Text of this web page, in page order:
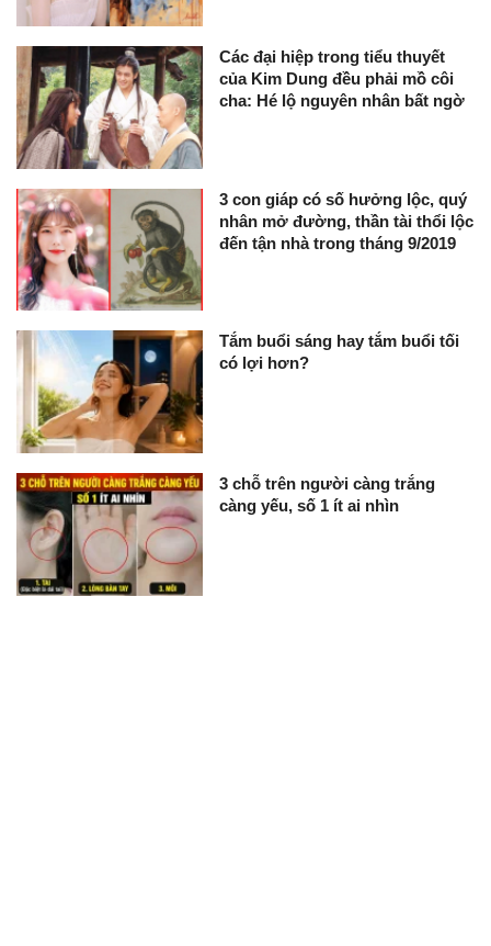
Các đại hiệp trong tiểu thuyết
của Kim Dung đều phải mồ côi
cha: Hé lộ nguyên nhân bất ngờ
3 con giáp có số hưởng lộc, quý
nhân mở đường, thần tài thổi lộc
đến tận nhà trong tháng 9/2019
Tắm buổi sáng hay tắm buổi tối
có lợi hơn?
3 chỗ trên người càng trắng
càng yếu, số 1 ít ai nhìn